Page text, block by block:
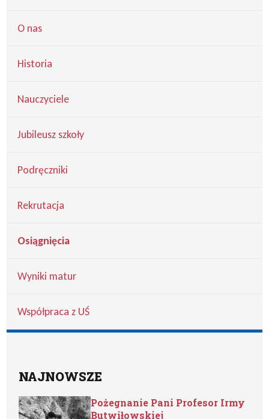
O nas
Historia
Nauczyciele
Jubileusz szkoły
Podręczniki
Rekrutacja
Osiągnięcia
Wyniki matur
Współpraca z UŚ
NAJNOWSZE
Pożegnanie Pani Profesor Irmy
Butwiłowskiej